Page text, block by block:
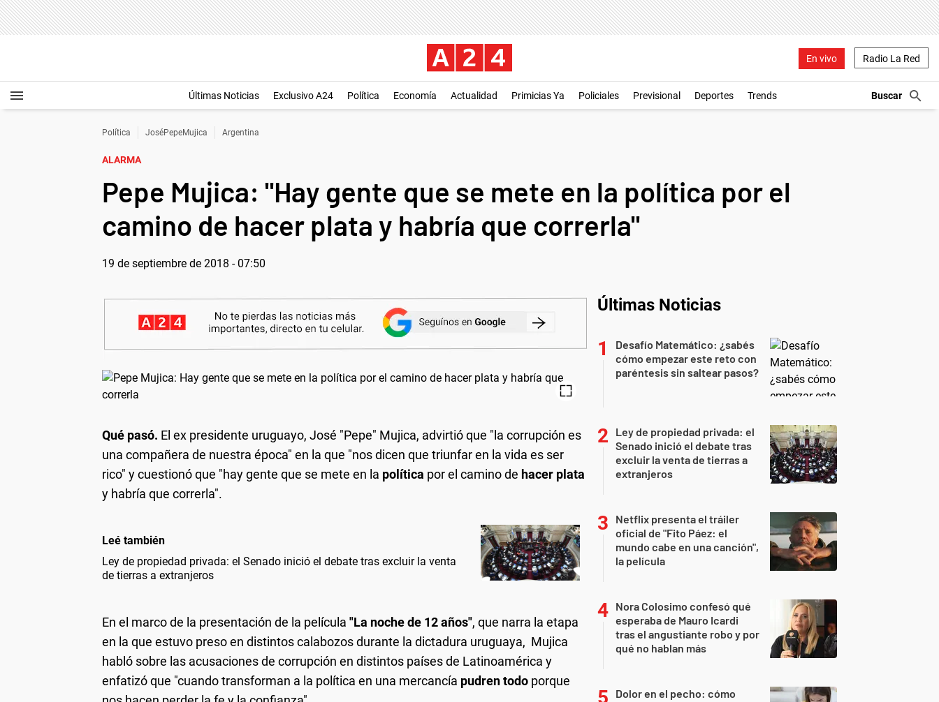
En vivo Radio La Red
Últimas Noticias Exclusivo A24 Política Economía Actualidad Primicias Ya Policiales Previsional Deportes Trends
Política JoséPepeMujica Argentina
ALARMA
Pepe Mujica: "Hay gente que se mete en la política por el
camino de hacer plata y habría que correrla"
19 de septiembre de 2018 - 07:50
Qué pasó. El ex presidente uruguayo, José "Pepe" Mujica, advirtió que "la corrupción es
una compañera de nuestra época" en la que "nos dicen que triunfar en la vida es ser
rico" y cuestionó que "hay gente que se mete en la política por el camino de hacer plata
y habría que correrla".
Leé también
Ley de propiedad privada: el Senado inició el debate tras excluir la venta
de tierras a extranjeros
En el marco de la presentación de la película "La noche de 12 años", que narra la etapa
en la que estuvo preso en distintos calabozos durante la dictadura uruguaya, Mujica
habló sobre las acusaciones de corrupción en distintos países de Latinoamérica y
enfatizó que "cuando transforman a la política en una mercancía pudren todo porque
Últimas Noticias
Desafío Matemático: ¿sabés
cómo empezar este reto con
paréntesis sin saltear pasos?
Ley de propiedad privada: el
Senado inició el debate tras
excluir la venta de tierras a
extranjeros
Netflix presenta el tráiler
oficial de "Fito Páez: el
mundo cabe en una canción",
la película
Nora Colosimo confesó qué
esperaba de Mauro Icardi
tras el angustiante robo y por
qué no hablan más
Dolor en el pecho: cómo